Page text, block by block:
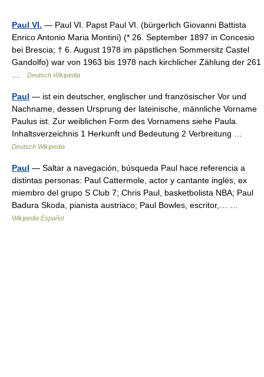
Paul VI. — Paul VI. Papst Paul VI. (bürgerlich Giovanni Battista
Enrico Antonio Maria Montini) (* 26. September 1897 in Concesio
bei Brescia; † 6. August 1978 im päpstlichen Sommersitz Castel
Gandolfo) war von 1963 bis 1978 nach kirchlicher Zählung der 261
Deutsch Wikipedia
Paul — ist ein deutscher, englischer und französischer Vor und
Nachname, dessen Ursprung der lateinische, männliche Vorname
Paulus ist. Zur weiblichen Form des Vornamens siehe Paula.
Inhaltsverzeichnis 1 Herkunft und Bedeutung 2 Verbreitung …
Deutsch Wikipedia
Paul — Saltar a navegación, búsqueda Paul hace referencia a
distintas personas: Paul Cattermole, actor y cantante inglés, ex
miembro del grupo S Club 7; Chris Paul, basketbolista NBA; Paul
Badura Skoda, pianista austriaco; Paul Bowles, escritor,… …
Wikipedia Español